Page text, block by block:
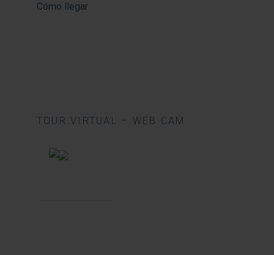
Cómo llegar
TOUR VIRTUAL – WEB CAM